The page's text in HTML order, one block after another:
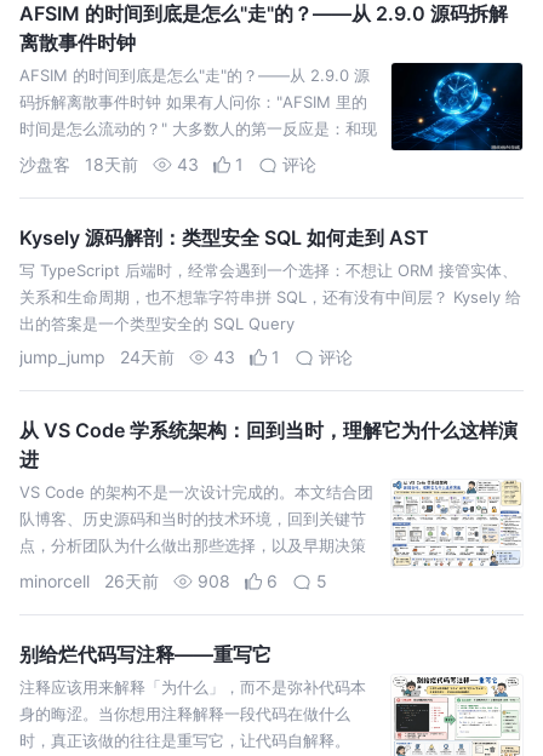
AFSIM 的时间到底是怎么"走"的？——从 2.9.0 源码拆解
离散事件时钟
AFSIM 的时间到底是怎么"走"的？——从 2.9.0 源
码拆解离散事件时钟 如果有人问你："AFSIM 里的
时间是怎么流动的？" 大多数人的第一反应是：和现
实一样啊，一秒一秒地走。
沙盘客 18天前 43 1 评论
Kysely 源码解剖：类型安全 SQL 如何走到 AST
写 TypeScript 后端时，经常会遇到一个选择：不想让 ORM 接管实体、
关系和生命周期，也不想靠字符串拼 SQL，还有没有中间层？ Kysely 给
出的答案是一个类型安全的 SQL Query
jump_jump 24天前 43 1 评论
从 VS Code 学系统架构：回到当时，理解它为什么这样演
进
VS Code 的架构不是一次设计完成的。本文结合团
队博客、历史源码和当时的技术环境，回到关键节
点，分析团队为什么做出那些选择，以及早期决策
后来怎样影响了系统的演进。
minorcell 26天前 908 6 5
别给烂代码写注释——重写它
注释应该用来解释「为什么」，而不是弥补代码本
身的晦涩。当你想用注释解释一段代码在做什么
时，真正该做的往往是重写它，让代码自解释。